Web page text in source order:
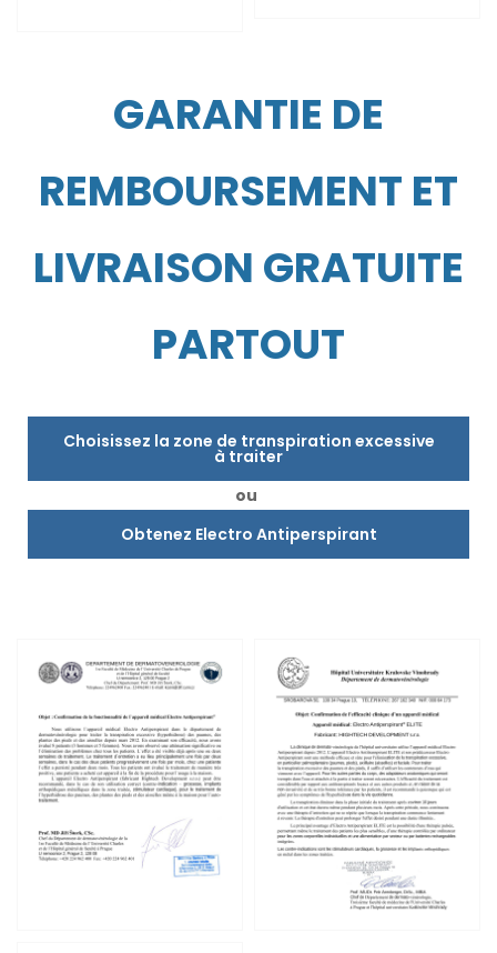
GARANTIE DE
REMBOURSEMENT ET
LIVRAISON GRATUITE
PARTOUT
Choisissez la zone de transpiration excessive
à traiter
ou
Obtenez Electro Antiperspirant